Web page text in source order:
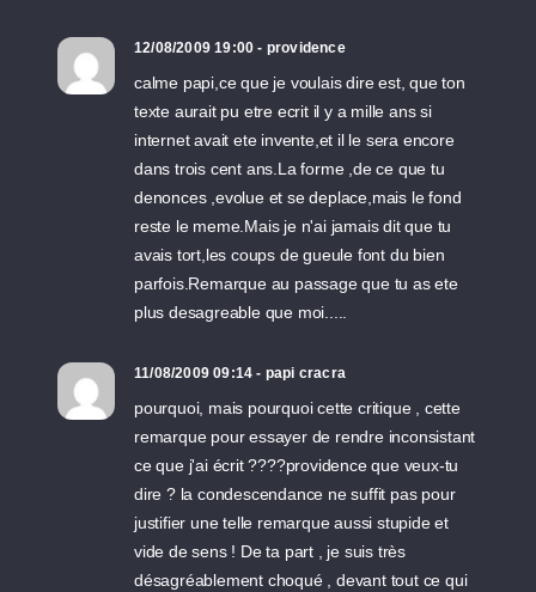
12/08/2009 19:00 - providence
calme papi,ce que je voulais dire est, que ton
texte aurait pu etre ecrit il y a mille ans si
internet avait ete invente,et il le sera encore
dans trois cent ans.La forme ,de ce que tu
denonces ,evolue et se deplace,mais le fond
reste le meme.Mais je n'ai jamais dit que tu
avais tort,les coups de gueule font du bien
parfois.Remarque au passage que tu as ete
plus desagreable que moi.....
11/08/2009 09:14 - papi cracra
pourquoi, mais pourquoi cette critique , cette
remarque pour essayer de rendre inconsistant
ce que j'ai écrit ????providence que veux-tu
dire ? la condescendance ne suffit pas pour
justifier une telle remarque aussi stupide et
vide de sens ! De ta part , je suis très
désagréablement choqué , devant tout ce qui